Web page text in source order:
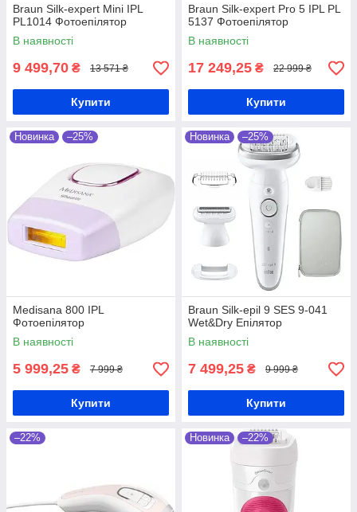
Braun Silk-expert Mini IPL
PL1014 Фотоепілятор
В наявності
9 499,70 ₴ 13 571 ₴
Купити
Braun Silk-expert Pro 5 IPL PL
5137 Фотоепілятор
В наявності
17 249,25 ₴ 22 999 ₴
Купити
Новинка –25%
Medisana 800 IPL
Фотоепілятор
В наявності
5 999,25 ₴ 7 999 ₴
Купити
Новинка –25%
Braun Silk-epil 9 SES 9-041
Wet&Dry Епілятор
В наявності
7 499,25 ₴ 9 999 ₴
Купити
–22% Новинка –22%